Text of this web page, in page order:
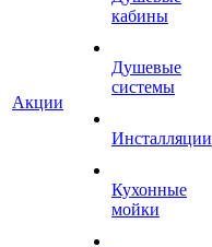
Акции
кабины
Душевые
системы
Инсталляции
Кухонные
мойки